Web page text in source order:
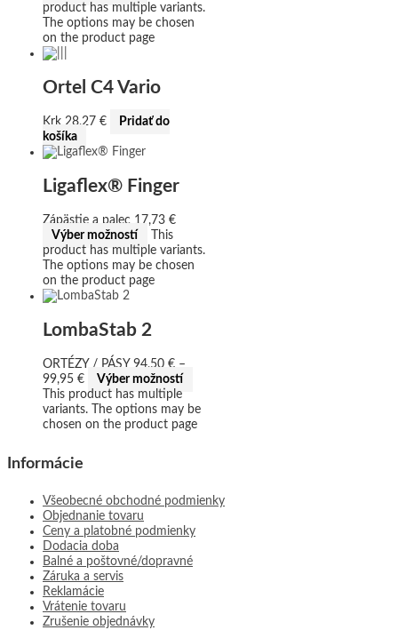
product has multiple variants.
The options may be chosen
on the product page
Ortel C4 Vario
Krk 28,27 €
Pridať do
košíka
Ligaflex® Finger
Zápästie a palec 17,73 €
Výber možností
This
product has multiple variants.
The options may be chosen
on the product page
LombaStab 2
ORTÉZY / PÁSY 94,50 € –
99,95 €
Výber možností
This product has multiple
variants. The options may be
chosen on the product page
Informácie
Všeobecné obchodné podmienky
Objednanie tovaru
Ceny a platobné podmienky
Dodacia doba
Balné a poštovné/dopravné
Záruka a servis
Reklamácie
Vrátenie tovaru
Zrušenie objednávky